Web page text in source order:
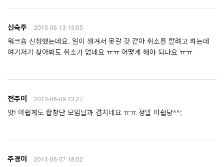
신숙주 2013-06-13 13:05
워크숍 신청했는데요. 일이 생겨서 못갈 것 같아 취소를 할려고 하는데
여기저기 찾아봐도 취소가 없네요 ㅠㅠ 어떻게 해야 되나요 ㅠㅠ
전주미 2013-06-09 23:27
앗! 아쉽게도 합창단 모임날과 겹치네요 ㅠㅠ 정말 아쉽당^^;
주경미 2013-06-07 18:52